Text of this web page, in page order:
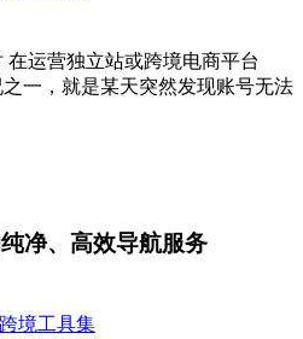
运营独立站或跨境电商平台
一，就是某天突然发现账号无法
净、高效导航服务
跨境工具集